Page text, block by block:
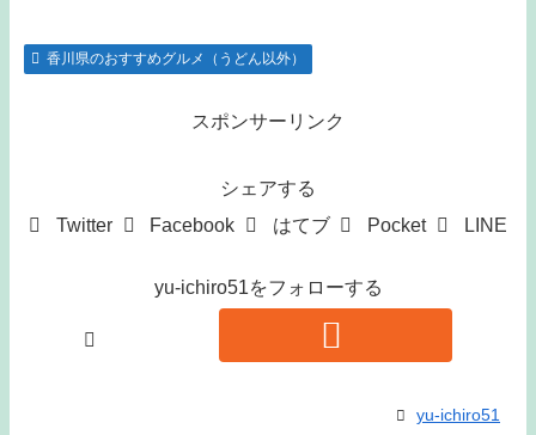
香川県のおすすめグルメ（うどん以外）
スポンサーリンク
シェアする
Twitter
Facebook はてブ Pocket LINE
yu-ichiro51をフォローする
yu-ichiro51